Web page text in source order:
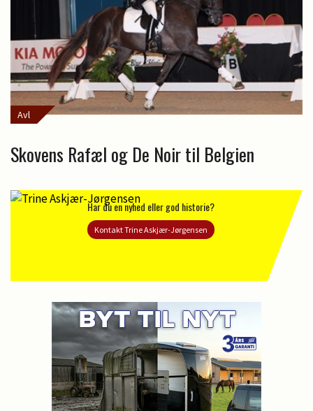
Avl
Skovens Rafæl og De Noir til Belgien
Har du en nyhed eller god historie?
Kontakt Trine Askjær-Jørgensen